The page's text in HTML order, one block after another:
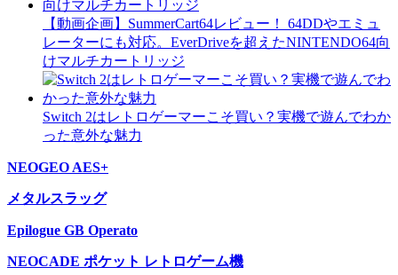
【動画企画】SummerCart64レビュー！ 64DDやエミュ
レーターにも対応。EverDriveを超えたNINTENDO64向
けマルチカートリッジ
Switch 2はレトロゲーマーこそ買い？実機で遊んでわか
った意外な魅力
NEOGEO AES+
メタルスラッグ
Epilogue GB Operato
NEOCADE ポケット レトロゲーム機